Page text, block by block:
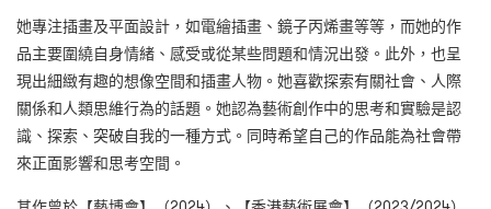
她專注插畫及平面設計，如電繪插畫、鏡子丙烯畫等等，而她的作
品主要圍繞自身情緒、感受或從某些問題和情況出發。此外，也呈
現出細緻有趣的想像空間和插畫人物。她喜歡探索有關社會、人際
關係和人類思維行為的話題。她認為藝術創作中的思考和實驗是認
識、探索、突破自我的一種方式。同時希望自己的作品能為社會帶
來正面影響和思考空間。